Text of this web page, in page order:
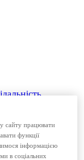
сайту працювати
функції
інформацією
в соціальних